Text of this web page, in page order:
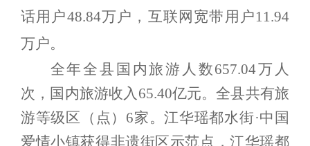
话用户48.84万户 ， 互联网宽带用户11.94
万户。
全年全县国内旅游人数657.04万人
次，国内旅游收入 65.40亿元。全县共有旅
游等级区（点） 6家。江华瑶都水街·中国
爱情小镇获得非遗街区示范点，江华瑶都